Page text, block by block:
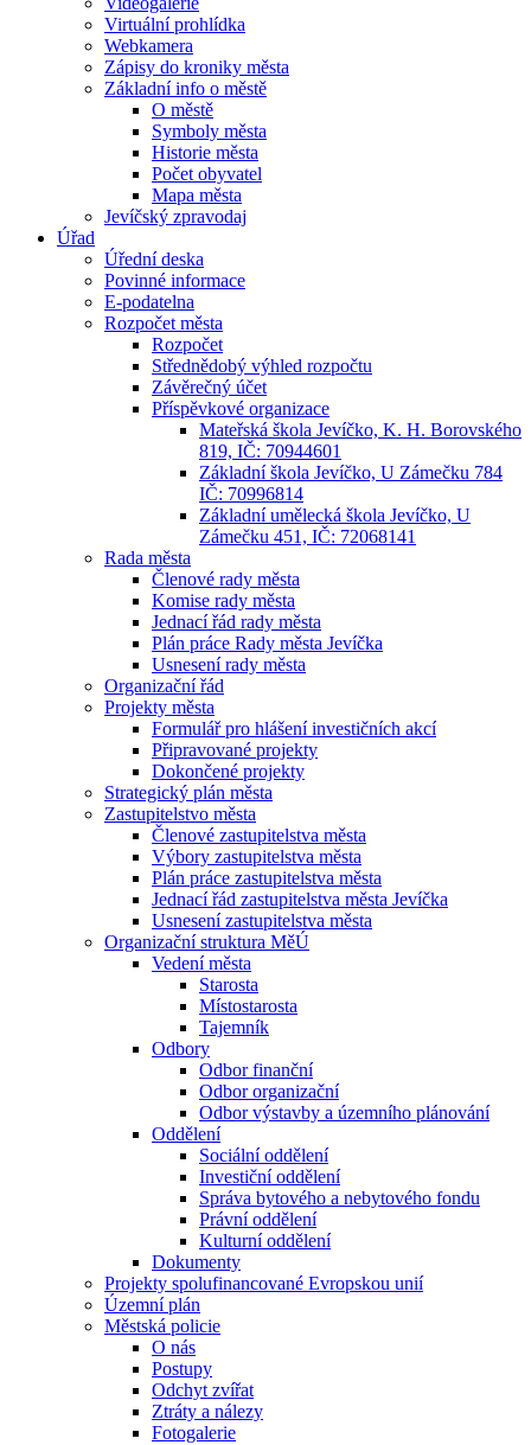
Virtuální prohlídka
Webkamera
Zápisy do kroniky města
Základní info o městě
O městě
Symboly města
Historie města
Počet obyvatel
Mapa města
Jevíčský zpravodaj
Úřad
Úřední deska
Povinné informace
E-podatelna
Rozpočet města
Rozpočet
Střednědobý výhled rozpočtu
Závěrečný účet
Příspěvkové organizace
Mateřská škola Jevíčko, K. H. Borovského
819, IČ: 70944601
Základní škola Jevíčko, U Zámečku 784
IČ: 70996814
Základní umělecká škola Jevíčko, U
Zámečku 451, IČ: 72068141
Rada města
Členové rady města
Komise rady města
Jednací řád rady města
Plán práce Rady města Jevíčka
Usnesení rady města
Organizační řád
Projekty města
Formulář pro hlášení investičních akcí
Připravované projekty
Dokončené projekty
Strategický plán města
Zastupitelstvo města
Členové zastupitelstva města
Výbory zastupitelstva města
Plán práce zastupitelstva města
Jednací řád zastupitelstva města Jevíčka
Usnesení zastupitelstva města
Organizační struktura MěÚ
Vedení města
Starosta
Místostarosta
Tajemník
Odbory
Odbor finanční
Odbor organizační
Odbor výstavby a územního plánování
Oddělení
Sociální oddělení
Investiční oddělení
Správa bytového a nebytového fondu
Právní oddělení
Kulturní oddělení
Dokumenty
Projekty spolufinancované Evropskou unií
Územní plán
Městská policie
O nás
Postupy
Odchyt zvířat
Ztráty a nálezy
Fotogalerie